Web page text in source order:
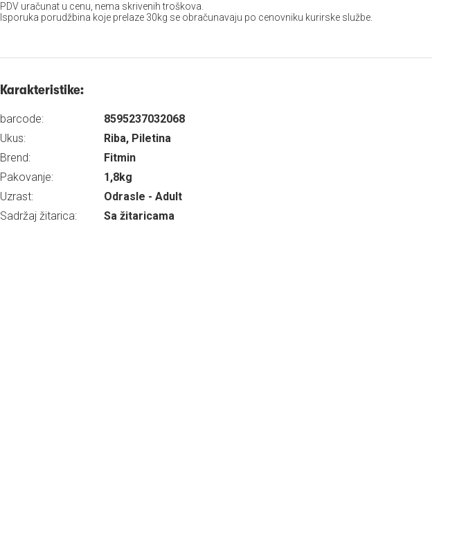
PDV uračunat u cenu, nema skrivenih troškova.
Isporuka porudžbina koje prelaze 30kg se obračunavaju po cenovniku kurirske službe.
Karakteristike:
barcode:
8595237032068
Ukus:
Riba, Piletina
Brend:
Fitmin
Pakovanje:
1,8kg
Uzrast:
Odrasle - Adult
Sadržaj žitarica:
Sa žitaricama